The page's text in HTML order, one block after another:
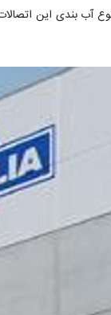
بندی این